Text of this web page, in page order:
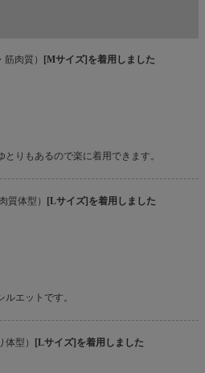
肉質） [Mサイズ]を着用しました
とりもあるので楽に着用できます。
質体型） [Lサイズ]を着用しました
エットです。
体型） [Lサイズ]を着用しました